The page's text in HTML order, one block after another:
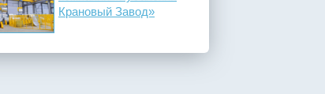
Крановый Завод»